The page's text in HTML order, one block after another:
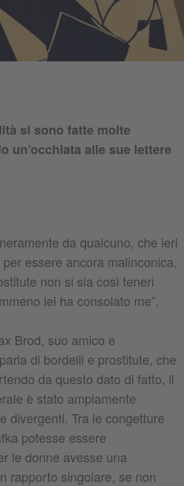
si sono fatte molte
un’occhiata alle sue lettere
da qualcuno, che ieri
essere ancora malinconica,
non si sia così teneri
lei ha consolato me”.
Brod, suo amico e
di bordelli e prostitute, che
da questo dato di fatto, il
è stato ampiamente
divergenti. Tra le congetture
potesse essere
le donne avesse una
rapporto singolare, se non